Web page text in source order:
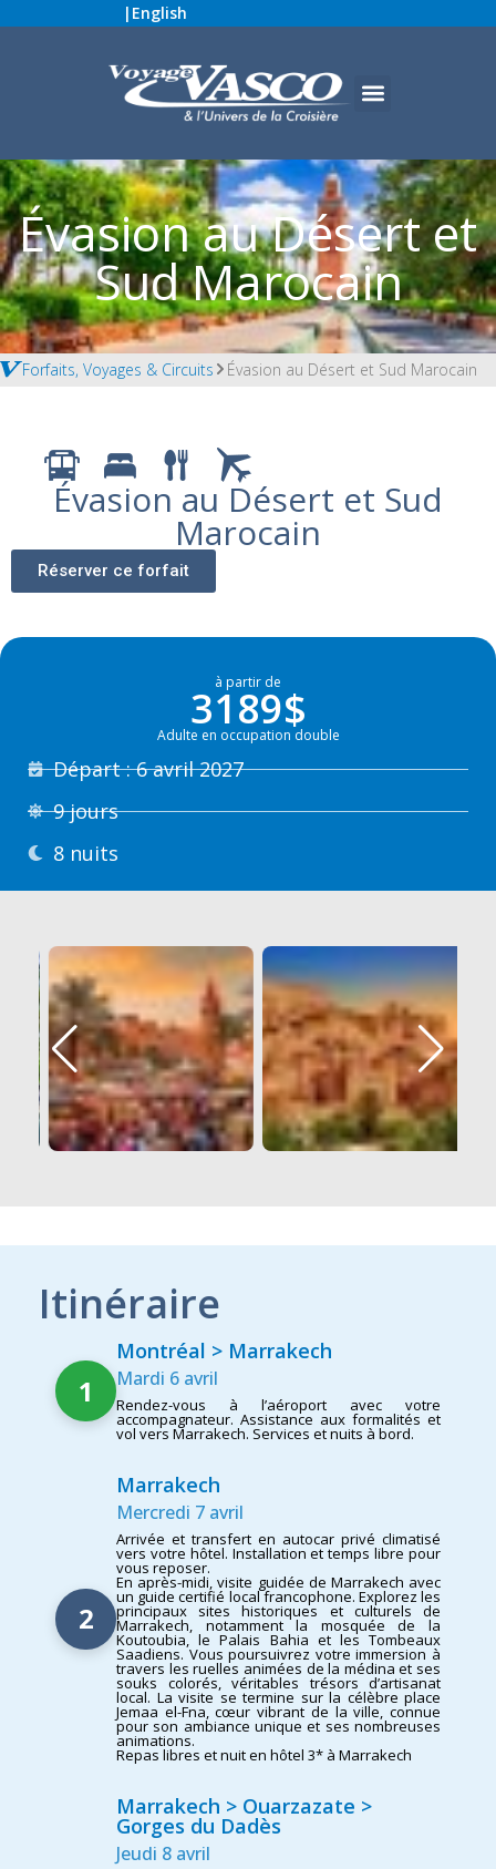
| English
Évasion au Désert et
Sud Marocain
Forfaits, Voyages & Circuits Évasion au Désert et Sud Marocain
Évasion au Désert et Sud
Marocain
Réserver ce forfait
à partir de
3189$
Adulte en occupation double
Départ : 6 avril 2027
9 jours
8 nuits
Itinéraire
1
Montréal > Marrakech
Mardi 6 avril
Rendez-vous à l’aéroport avec votre
accompagnateur. Assistance aux formalités et
vol vers Marrakech. Services et nuits à bord.
2
Marrakech
Mercredi 7 avril
Arrivée et transfert en autocar privé climatisé
vers votre hôtel. Installation et temps libre pour
vous reposer.
En après-midi, visite guidée de Marrakech avec
un guide certifié local francophone. Explorez les
principaux sites historiques et culturels de
Marrakech, notamment la mosquée de la
Koutoubia, le Palais Bahia et les Tombeaux
Saadiens. Vous poursuivrez votre immersion à
travers les ruelles animées de la médina et ses
souks colorés, véritables trésors d’artisanat
local. La visite se termine sur la célèbre place
Jemaa el-Fna, cœur vibrant de la ville, connue
pour son ambiance unique et ses nombreuses
animations.
Repas libres et nuit en hôtel 3* à Marrakech
Marrakech > Ouarzazate >
Gorges du Dadès
Jeudi 8 avril